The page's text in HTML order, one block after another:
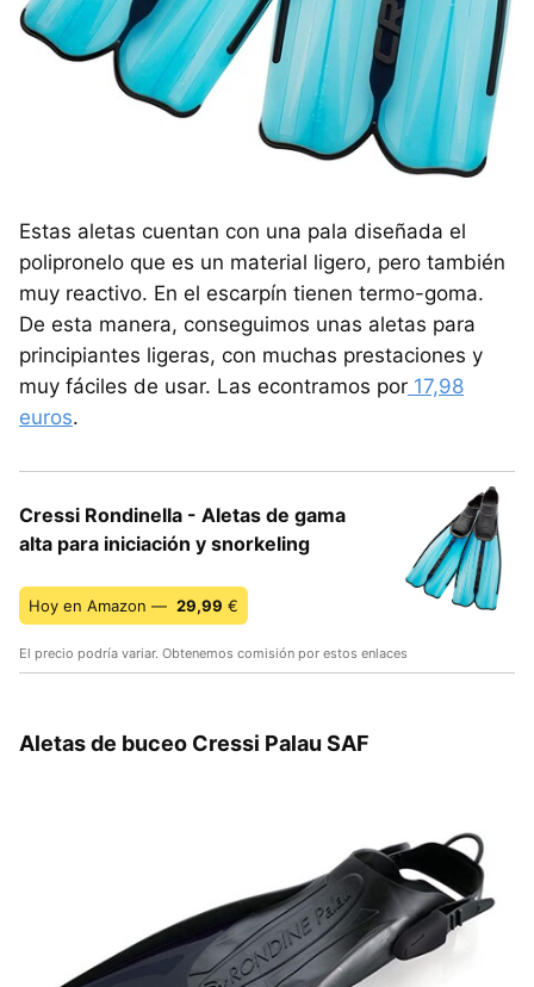
Estas aletas cuentan con una pala diseñada el
polipronelo que es un material ligero, pero también
muy reactivo. En el escarpín tienen termo-goma.
De esta manera, conseguimos unas aletas para
principiantes ligeras, con muchas prestaciones y
muy fáciles de usar. Las econtramos por 17,98
euros.
Cressi Rondinella - Aletas de gama
alta para iniciación y snorkeling
Hoy en Amazon — 29,99 €
El precio podría variar. Obtenemos comisión por estos enlaces
Aletas de buceo Cressi Palau SAF